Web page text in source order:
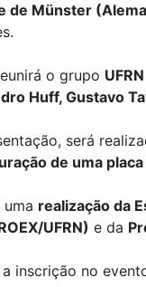
de Münster
o grupo
Huff, Gustavo
será
de uma
realização da
UFRN) e da
inscrição no